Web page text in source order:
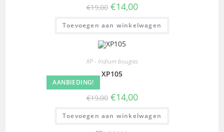
€19,00 €14,00
Toevoegen aan winkelwagen
AANBIEDING!
XP - Iridium bougies
XP105
€19,00 €14,00
Toevoegen aan winkelwagen